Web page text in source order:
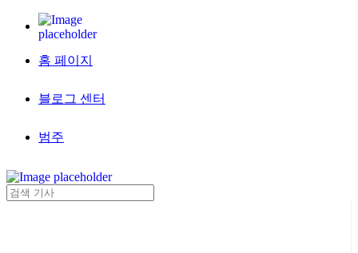
홈 페이지
블로그 센터
범주